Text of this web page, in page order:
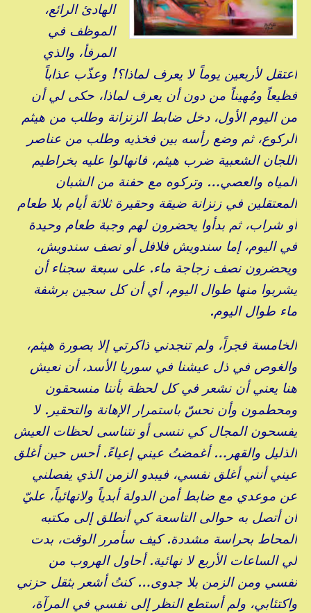
الهادئ الرائع،
الموظف في
المرفأ، والذي
اعتقل لأربعين يوماً لا يعرف لماذا؟! وعذّب عذاباً
فظيعاً ومُهيناً من دون أن يعرف لماذا، حكى لي أن
من اليوم الأول، دخل ضابط الزنزانة وطلب من هيثم
الركوع، ثم وضع رأسه بين فخذيه وطلب من عناصر
اللجان الشعبية ضرب هيثم، فانهالوا عليه بخراطيم
المياه والعصي… وتركوه مع حفنة من الشبان
المعتقلين في زنزانة ضيقة وحقيرة ثلاثة أيام بلا طعام
أو شراب، ثم بدأوا يحضرون لهم وجبة طعام وحيدة
في اليوم، إما سندويش فلافل أو نصف سندويش،
ويحضرون نصف زجاجة ماء. على سبعة سجناء أن
يشربوا منها طوال اليوم، أي أن كل سجين برشفة
ماء طوال اليوم.
الخامسة فجراً، ولم تنجدني ذاكرتي إلا بصورة هيثم،
والغوص في ذل عيشنا في سوريا الأسد، أن نعيش
هنا يعني أن نشعر في كل لحظة بأننا منسحقون
ومحطمون وأن نحسّ باستمرار الإهانة والتحقير. لا
يفسحون المجال كي ننسى أو نتناسى لحظات العيش
الذليل والقهر… أغمضتُ عيني إعياءً. أحس حين أغلق
عيني أنني أغلق نفسي، فيبدو الزمن الذي يفصلني
عن موعدي مع ضابط أمن الدولة أبدياً ولانهائياً، عليّ
أن أتصل به حوالى التاسعة كي أنطلق إلى مكتبه
المحاط بحراسة مشددة. كيف سأمرر الوقت، بدت
لي الساعات الأربع لا نهائية. أحاول الهروب من
نفسي ومن الزمن بلا جدوى… كنتُ أشعر بثقل حزني
واكتئابي، ولم أستطع النظر إلى نفسي في المرآة،